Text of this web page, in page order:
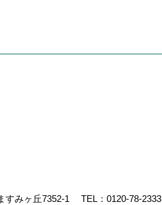
すみヶ丘7352-1 TEL： 0120-78-2333